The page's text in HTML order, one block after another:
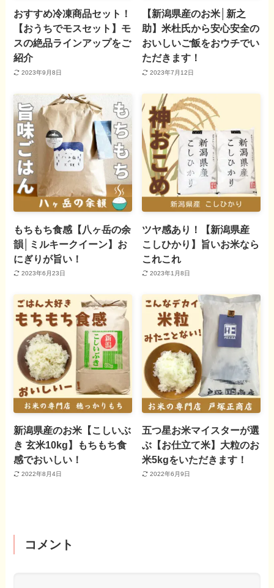
おすすめ冷凍商品セット！
【おうちでモスセット】モ
スの絶品ラインアップをご
紹介
2023年9月8日
【新潟県産のお米│新之
助】米杜氏から安心安全の
おいしいご飯をおウチでい
ただきます！
2023年7月12日
もちもち食感【八ヶ岳の余
韻│ミルキークイーン】お
にぎりが旨い！
2023年6月23日
ツヤ感あり！【新潟県産
こしひかり】旨いお米なら
これこれ
2023年1月8日
新潟県産のお米【こしいぶ
き 玄米10kg】もちもち食
感でおいしい！
2022年8月4日
五つ星お米マイスターが選
ぶ【お仕立て米】大粒のお
米5kgをいただきます！
2022年6月9日
コメント